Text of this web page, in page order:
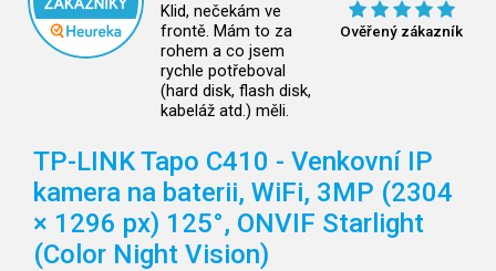
Klid, nečekám ve
frontě. Mám to za
rohem a co jsem
rychle potřeboval
(hard disk, flash disk,
kabeláž atd.) měli.
Ověřený zákazník
TP-LINK Tapo C410 - Venkovní IP
kamera na baterii, WiFi, 3MP (2304
× 1296 px) 125°, ONVIF Starlight
(Color Night Vision)